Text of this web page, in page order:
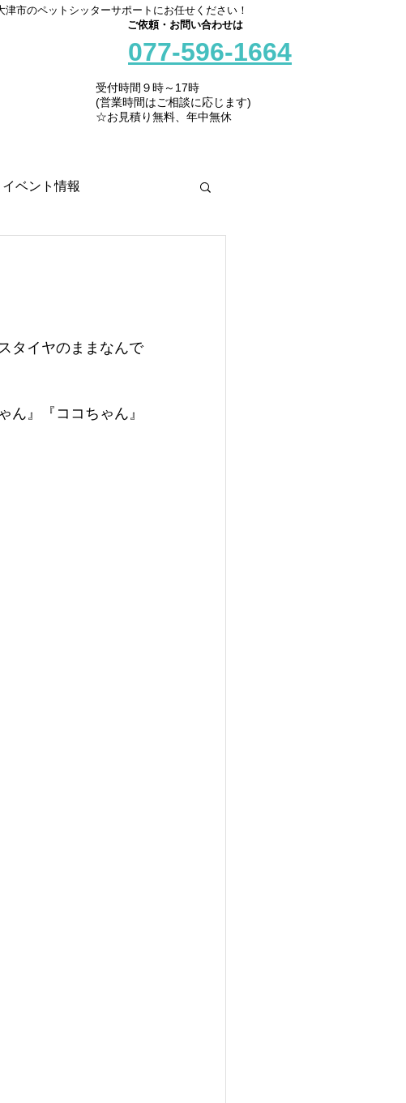
市のペットシッターサポートにお任せください！
ご依頼・お問い合わせは
077-596-1664
受付時間９時～17時
(営業時間はご相談に応じます)
☆お見積り無料、年中無休
イベント情報
タイヤのままなんで
』『ココちゃん』